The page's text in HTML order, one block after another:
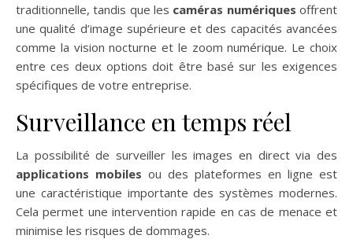
traditionnelle, tandis que les caméras numériques offrent
une qualité d’image supérieure et des capacités avancées
comme la vision nocturne et le zoom numérique. Le choix
entre ces deux options doit être basé sur les exigences
spécifiques de votre entreprise.
Surveillance en temps réel
La possibilité de surveiller les images en direct via des
applications mobiles ou des plateformes en ligne est
une caractéristique importante des systèmes modernes.
Cela permet une intervention rapide en cas de menace et
minimise les risques de dommages.